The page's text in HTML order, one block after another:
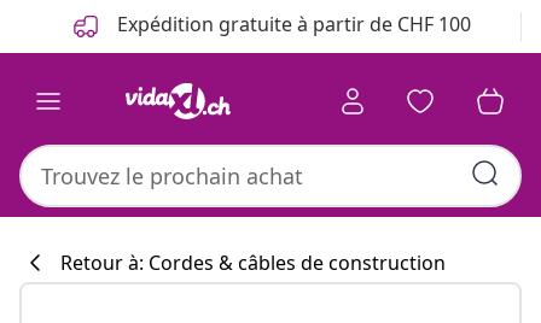
Précédent Expédition gratuite à partir de CHF 100
Retour à: Cordes & câbles de construction